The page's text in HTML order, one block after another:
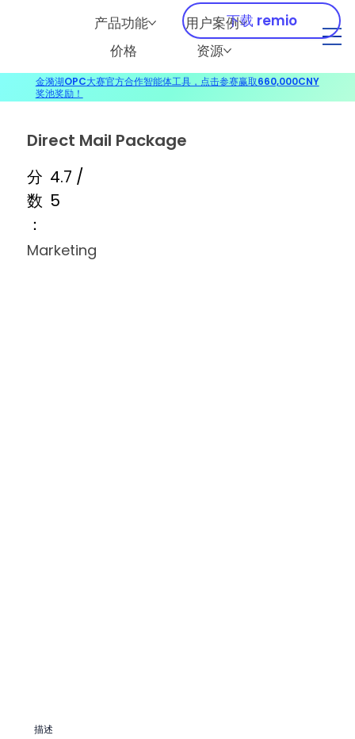
产品功能
用户案例
价格
资源
下载 remio
Direct Mail Package
分
数
：
4.7 /
5
Marketing
描述
金漪湖OPC大赛官方合作智能体工具，点击参赛赢取660,000CNY
奖池奖励！